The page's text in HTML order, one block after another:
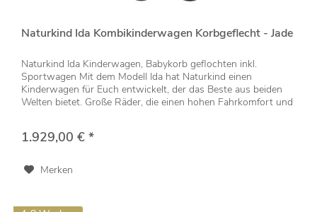
Naturkind Ida Kombikinderwagen Korbgeflecht - Jade
Naturkind Ida Kinderwagen, Babykorb geflochten inkl.
Sportwagen Mit dem Modell Ida hat Naturkind einen
Kinderwagen für Euch entwickelt, der das Beste aus beiden
Welten bietet. Große Räder, die einen hohen Fahrkomfort und
1.929,00 € *
Merken